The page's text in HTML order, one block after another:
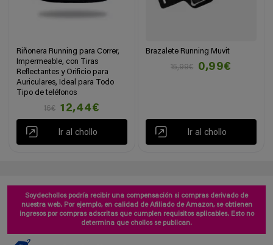
Riñonera Running para Correr,
Impermeable, con Tiras
Reflectantes y Orificio para
Auriculares, Ideal para Todo
Tipo de teléfonos
16€
12,44€
Ir al chollo
Brazalete Running Muvit
15,99€
0,99€
Ir al chollo
Soydechollos podría recibir una compensación si compras derivado de
nuestra web. Por ejemplo, en calidad de Afiliado de Amazon, se obtienen
ingresos por compras adscritas que cumplen requisitos aplicables. Esto no
determina que chollos se publican.